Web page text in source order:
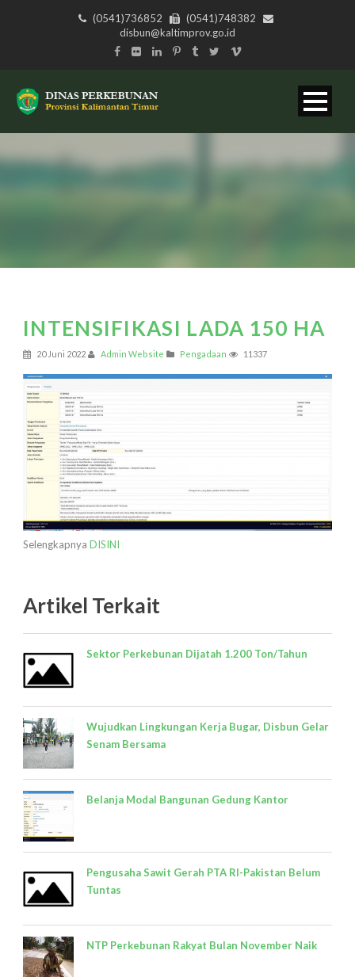
(0541)736852
(0541)748382
disbun@kaltimprov.go.id
INTENSIFIKASI LADA 150 HA
20 Juni 2022 Admin Website Pengadaan 11337
Selengkapnya DISINI
Artikel Terkait
Sektor Perkebunan Dijatah 1.200 Ton/Tahun
Wujudkan Lingkungan Kerja Bugar, Disbun Gelar
Senam Bersama
Belanja Modal Bangunan Gedung Kantor
Pengusaha Sawit Gerah PTA RI-Pakistan Belum
Tuntas
NTP Perkebunan Rakyat Bulan November Naik